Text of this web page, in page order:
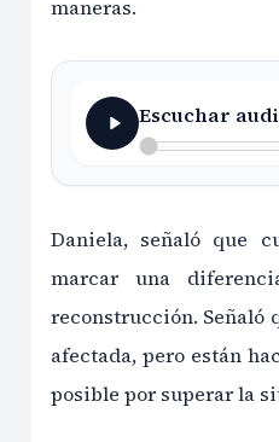
maneras.
Escuchar
Daniela, señaló que
marcar una
reconstrucción. Señaló
afectada, pero están
posible por superar la